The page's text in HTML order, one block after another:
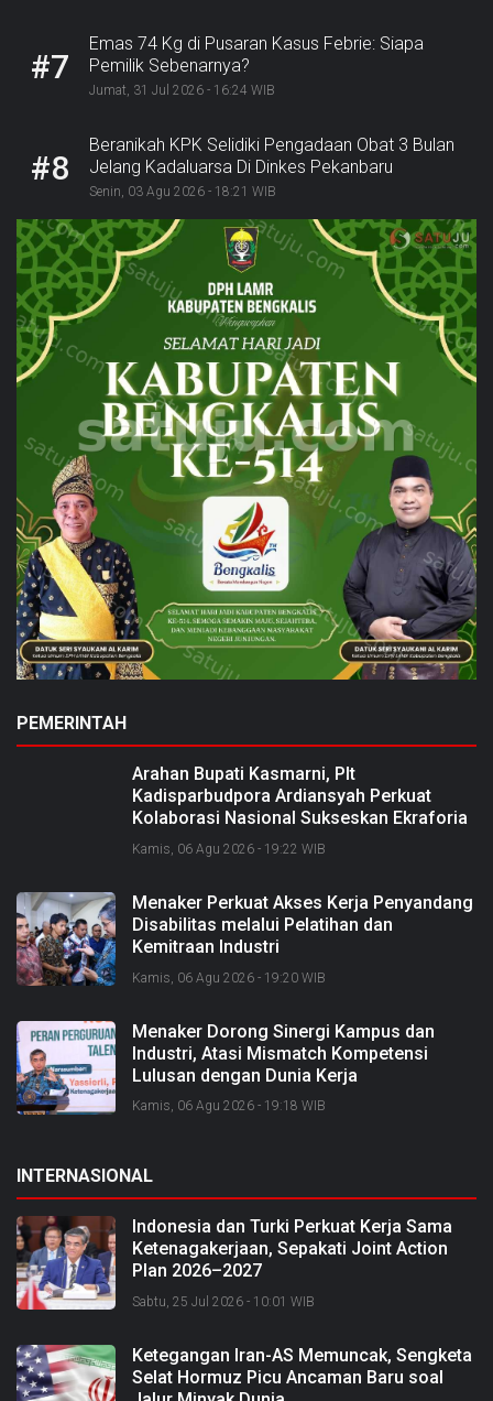
#7
Emas 74 Kg di Pusaran Kasus Febrie: Siapa
Pemilik Sebenarnya?
Jumat, 31 Jul 2026 - 16:24 WIB
#8
Beranikah KPK Selidiki Pengadaan Obat 3 Bulan
Jelang Kadaluarsa Di Dinkes Pekanbaru
Senin, 03 Agu 2026 - 18:21 WIB
PEMERINTAH
Arahan Bupati Kasmarni, Plt
Kadisparbudpora Ardiansyah Perkuat
Kolaborasi Nasional Sukseskan Ekraforia
2026 dan Bangun Bengkalis sebagai
Kabupaten Kreatif
Kamis, 06 Agu 2026 - 19:22 WIB
Menaker Perkuat Akses Kerja Penyandang
Disabilitas melalui Pelatihan dan
Kemitraan Industri
Kamis, 06 Agu 2026 - 19:20 WIB
Menaker Dorong Sinergi Kampus dan
Industri, Atasi Mismatch Kompetensi
Lulusan dengan Dunia Kerja
Kamis, 06 Agu 2026 - 19:18 WIB
INTERNASIONAL
Indonesia dan Turki Perkuat Kerja Sama
Ketenagakerjaan, Sepakati Joint Action
Plan 2026–2027
Sabtu, 25 Jul 2026 - 10:01 WIB
Ketegangan Iran-AS Memuncak, Sengketa
Selat Hormuz Picu Ancaman Baru soal